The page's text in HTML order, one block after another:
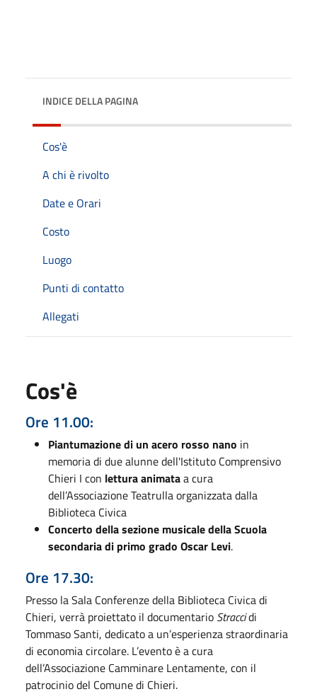
INDICE DELLA PAGINA
Cos'è
A chi è rivolto
Date e Orari
Costo
Luogo
Punti di contatto
Allegati
Cos'è
Ore 11.00:
Piantumazione di un acero rosso nano in
memoria di due alunne dell'Istituto Comprensivo
Chieri I con lettura animataa cura
dell’Associazione Teatrulla organizzata dalla
Biblioteca Civica
Concerto della sezione musicale della Scuola
secondaria di primo grado Oscar Levi.
Ore 17.30:
Presso la Sala Conferenze della Biblioteca Civica di
Chieri, verrà proiettato il documentario Straccidi
Tommaso Santi, dedicato a un’esperienza straordinaria
di economia circolare. L’evento è a cura
dell’Associazione Camminare Lentamente, con il
patrocinio del Comune di Chieri.